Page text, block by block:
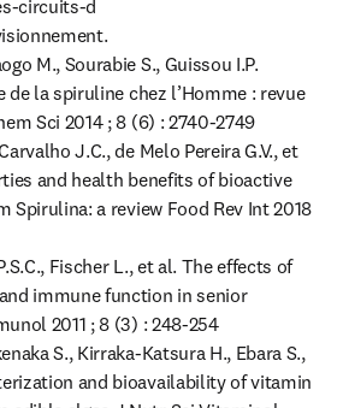
circuits-d
M., Sourabie S., Guissou I.P.
la spiruline chez l’Homme : revue
Sci 2014 ; 8 (6) : 2740-2749
J.C., de Melo Pereira G.V., et
and health benefits of bioactive
Spirulina: a review Food Rev Int 2018
Fischer L., et al. The effects of
immune function in senior
2011 ; 8 (3) : 248-254
S., Kirraka-Katsura H., Ebara S.,
and bioavailability of vitamin